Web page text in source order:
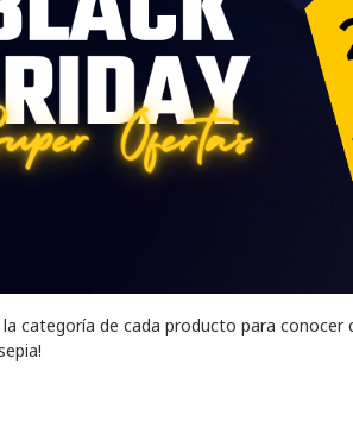
categoría de cada producto para